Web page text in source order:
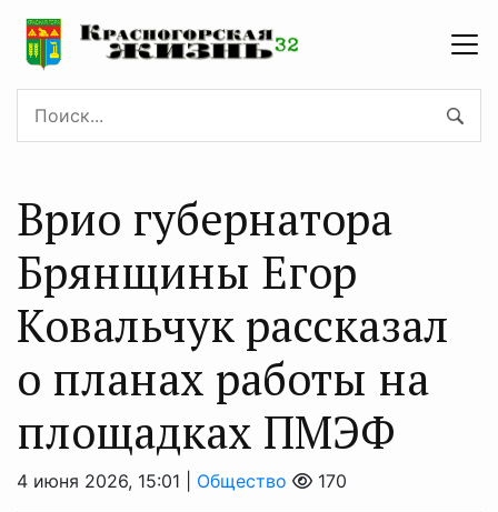
Врио губернатора
Брянщины Егор
Ковальчук рассказал
о планах работы на
площадках ПМЭФ
4 июня 2026, 15:01 | Общество 170